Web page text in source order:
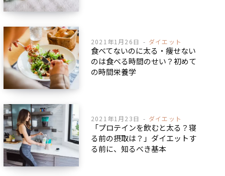
ダイエット
2021年1月26日
食べてないのに太る・痩せない
のは食べる時間のせい？初めて
の時間栄養学
ダイエット
2021年1月23日
「プロテインを飲むと太る？寝
る前の摂取は？」ダイエットす
る前に、知るべき基本